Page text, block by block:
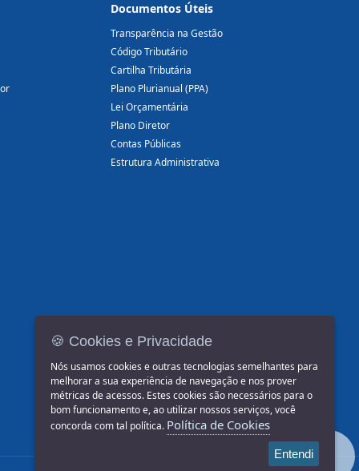
Documentos Úteis
Transparência na Gestão
Código Tributário
Cartilha Tributária
Plano Plurianual (PPA)
Lei Orçamentária
Plano Diretor
Contas Públicas
Estrutura Administrativa
🍪 Cookies e Privacidade
Nós usamos cookies e outras tecnologias semelhantes para
melhorar a sua experiência de navegação e nos prover
métricas de acessos. Estes cookies são necessários para o
bom funcionamento e, ao utilizar nossos serviços, você
concorda com tal política. Política de Cookies
Entendi